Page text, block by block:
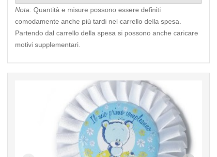
Nota: Quantità e misure possono essere definiti
comodamente anche più tardi nel carrello della spesa.
Partendo dal carrello della spesa si possono anche caricare
motivi supplementari.